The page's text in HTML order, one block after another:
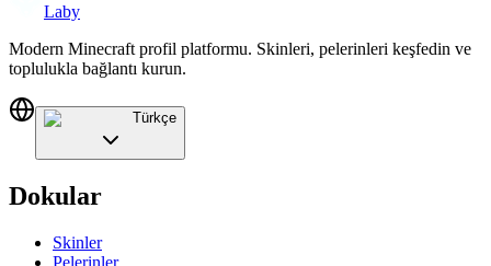
Laby
Modern Minecraft profil platformu. Skinleri, pelerinleri keşfedin ve
toplulukla bağlantı kurun.
Türkçe
Dokular
Skinler
Pelerinler